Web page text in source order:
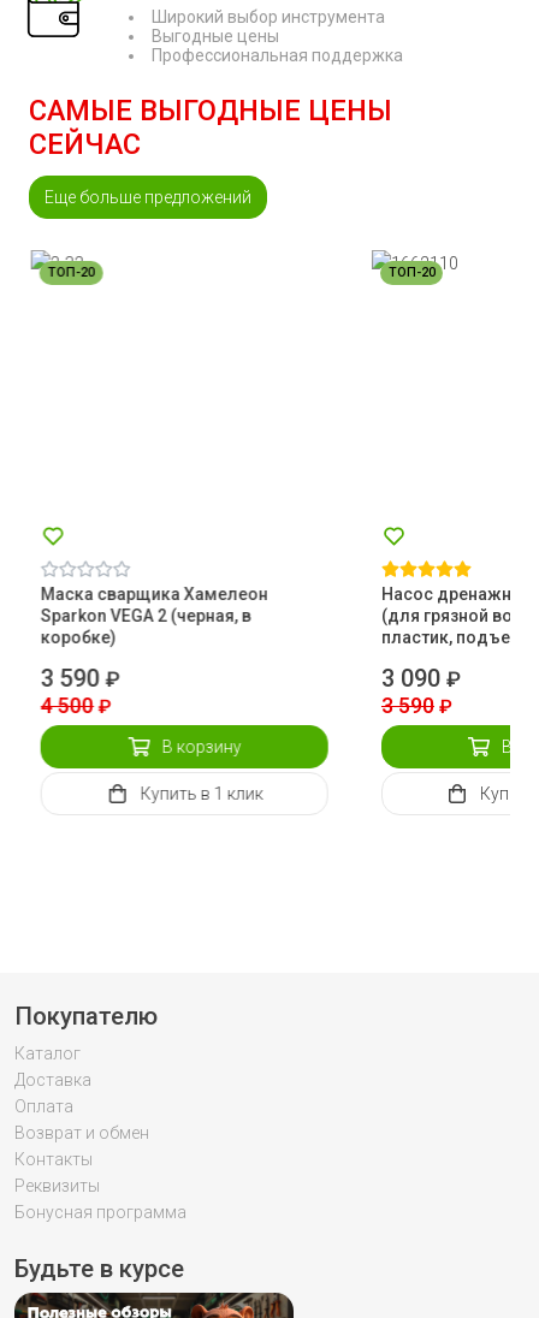
Широкий выбор инструмента
Выгодные цены
Профессиональная поддержка
САМЫЕ ВЫГОДНЫЕ ЦЕНЫ
СЕЙЧАС
Еще больше предложений
ТОП-20
Маска сварщика Хамелеон
Sparkon VEGA 2 (черная, в
коробке)
3 590₽
4 500 ₽
В корзину
Купить в 1 клик
ТОП-20
Насос дренажный
(для грязной
пластик, подъем
3 090 ₽
3 590 ₽
В
Купить
Покупателю
Каталог
Доставка
Оплата
Возврат и обмен
Контакты
Реквизиты
Бонусная программа
Будьте в курсе